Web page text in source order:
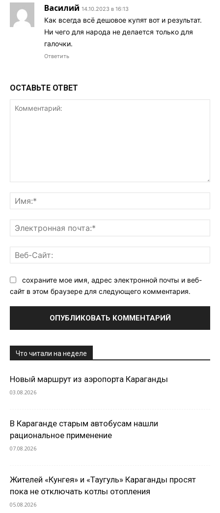
Василий 14.10.2023 в 16:13
Как всегда всё дешовое купят вот и результат.
Ни чего для народа не делается только для
галочки.
Ответить
ОСТАВЬТЕ ОТВЕТ
сохраните мое имя, адрес электронной почты и веб-
сайт в этом браузере для следующего комментария.
Что читали на неделе
Новый маршрут из аэропорта Караганды
03.08.2026
В Караганде старым автобусам нашли
рациональное применение
07.08.2026
Жителей «Кунгея» и «Таугуль» Караганды просят
пока не отключать котлы отопления
05.08.2026